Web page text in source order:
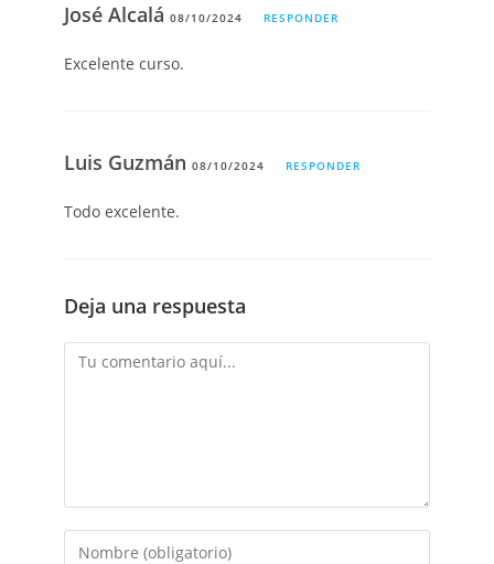
José Alcalá08/10/2024 RESPONDER
Excelente curso.
Luis Guzmán08/10/2024 RESPONDER
Todo excelente.
Deja una respuesta